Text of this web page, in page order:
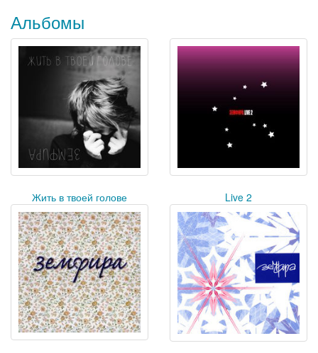
Альбомы
Жить в твоей голове Live 2